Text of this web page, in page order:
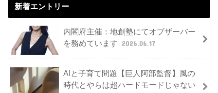
新着エントリー
内閣府主催：地創塾にてオブザーバー
を務めています 2026.06.17
AIと子育て問題【巨人阿部監督】風の
時代とやらは超ハードモードじゃない